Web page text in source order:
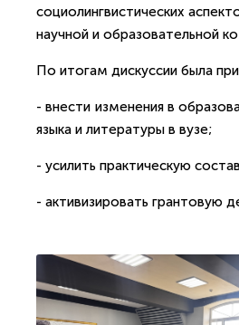
социолингвистических
научной и образовательной
По итогам дискуссии была
- внести изменения в
языка и литературы в вузе;
- усилить практическую
- активизировать грантовую